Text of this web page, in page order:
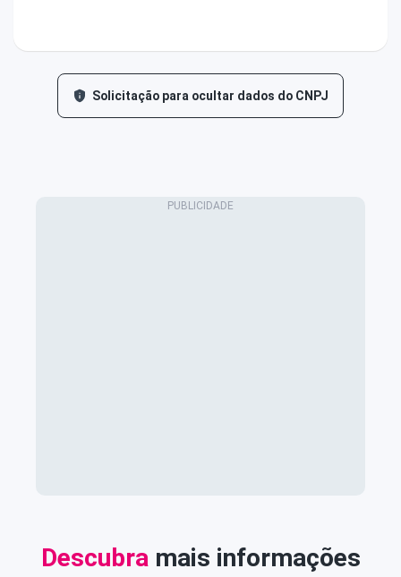
Solicitação para ocultar dados do CNPJ
Descubra mais informações